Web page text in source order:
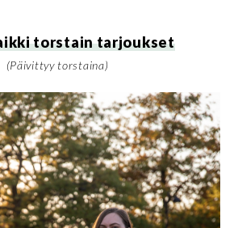
torstain tarjoukset
(Päivittyy torstaina)